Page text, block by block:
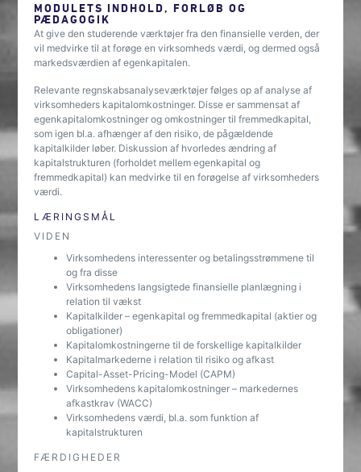
MODULETS INDHOLD, FORLØB OG
PÆDAGOGIK
At give den studerende værktøjer fra den finansielle verden, der
vil medvirke til at forøge en virksomheds værdi, og dermed også
markedsværdien af egenkapitalen.
Relevante regnskabsanalyseværktøjer følges op af analyse af
virksomheders kapitalomkostninger. Disse er sammensat af
egenkapitalomkostninger og omkostninger til fremmedkapital,
som igen bl.a. afhænger af den risiko, de pågældende
kapitalkilder løber. Diskussion af hvorledes ændring af
kapitalstrukturen (forholdet mellem egenkapital og
fremmedkapital) kan medvirke til en forøgelse af virksomheders
værdi.
LÆRINGSMÅL
VIDEN
Virksomhedens interessenter og betalingsstrømmene til
og fra disse
Virksomhedens langsigtede finansielle planlægning i
relation til vækst
Kapitalkilder – egenkapital og fremmedkapital (aktier og
obligationer)
Kapitalomkostningerne til de forskellige kapitalkilder
Kapitalmarkederne i relation til risiko og afkast
Capital-Asset-Pricing-Model (CAPM)
Virksomhedens kapitalomkostninger – markedernes
afkastkrav (WACC)
Virksomhedens værdi, bl.a. som funktion af
kapitalstrukturen
FÆRDIGHEDER